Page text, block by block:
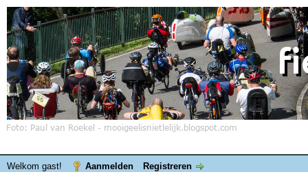
Welkom gast! Aanmelden Registreren